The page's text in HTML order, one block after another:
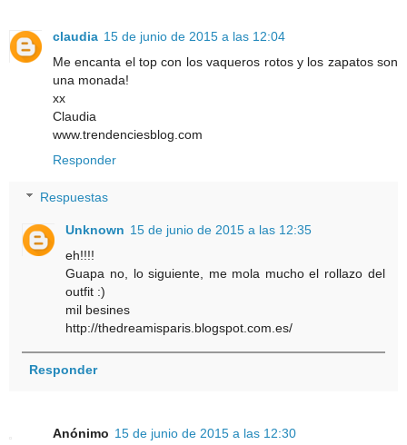
claudia 15 de junio de 2015 a las 12:04
Me encanta el top con los vaqueros rotos y los zapatos son
una monada!
xx
Claudia
www.trendenciesblog.com
Responder
Respuestas
Unknown 15 de junio de 2015 a las 12:35
eh!!!!
Guapa no, lo siguiente, me mola mucho el rollazo del
outfit :)
mil besines
http://thedreamisparis.blogspot.com.es/
Responder
Anónimo 15 de junio de 2015 a las 12:30